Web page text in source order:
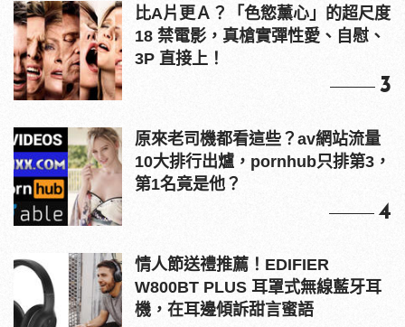
比A片更Ａ？「色慾薰心」的超尺度
18 禁電影，真槍實彈性愛、自慰、
3P 直接上！
3
原來老司機都看這些？av網站流量
10大排行出爐，pornhub只排第3，
第1名竟是他？
4
情人節送禮推薦！EDIFIER
W800BT PLUS 耳罩式無線藍牙耳
機，在耳邊傾訴甜言蜜語